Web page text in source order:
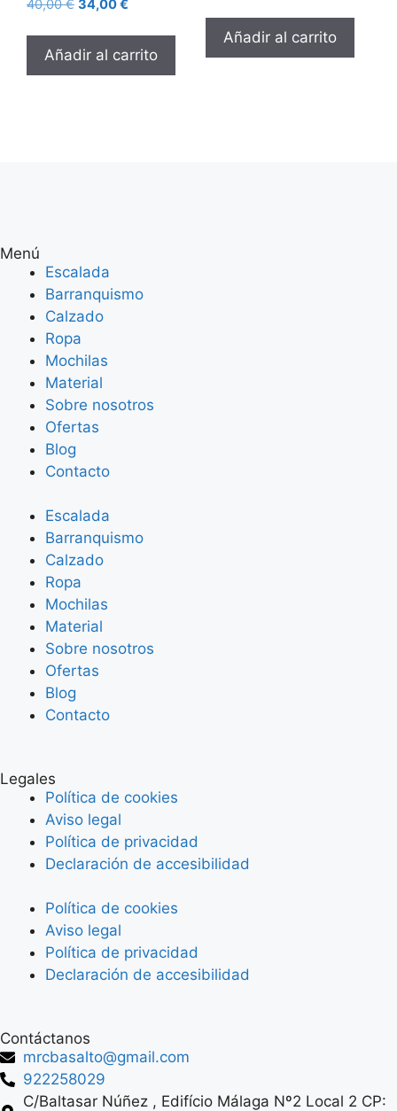
40,00€ 34,00€
Añadir al carrito
Añadir al carrito
Menú
Escalada
Barranquismo
Calzado
Ropa
Mochilas
Material
Sobre nosotros
Ofertas
Blog
Contacto
Escalada
Barranquismo
Calzado
Ropa
Mochilas
Material
Sobre nosotros
Ofertas
Blog
Contacto
Legales
Política de cookies
Aviso legal
Política de privacidad
Declaración de accesibilidad
Política de cookies
Aviso legal
Política de privacidad
Declaración de accesibilidad
Contáctanos
mrcbasalto@gmail.com
922258029
C/Baltasar Núñez , Edifício Málaga Nº2 Local 2 CP: